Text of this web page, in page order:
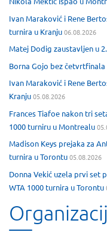
Ivan Maraković i Rene
turnira u Kranju06.08.2026
Matej Dodig zaustavljen u
Borna Gojo bez
Ivan Maraković i Rene
Kranju05.08.2026
Frances Tiafoe nakon tri
1000 turniru u Montrealu
Madison Keys prejaka za
turnira u Torontu05.08.2026
Donna Vekić uzela prvi set
WTA 1000 turnira u Torontu